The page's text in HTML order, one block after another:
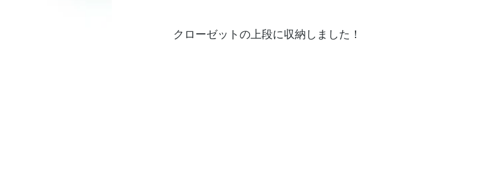
クローゼットの上段に収納しました！